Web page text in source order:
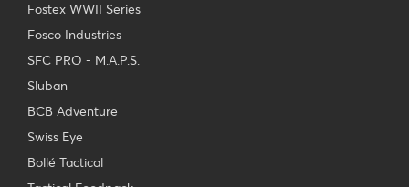
Fostex WWII Series
Fosco Industries
SFC PRO - M.A.P.S.
Sluban
BCB Adventure
Swiss Eye
Bollé Tactical